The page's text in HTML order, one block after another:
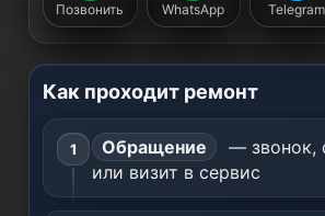
Позвонить WhatsApp Telegram
Как проходит ремонт
Обращение
— звонок,
или визит в сервис